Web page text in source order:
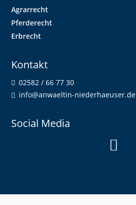
Agrarrecht
Pferderecht
Erbrecht
Kontakt
02582 / 66 77 30
info@anwaeltin-niederhaeuser.de
Social Media
